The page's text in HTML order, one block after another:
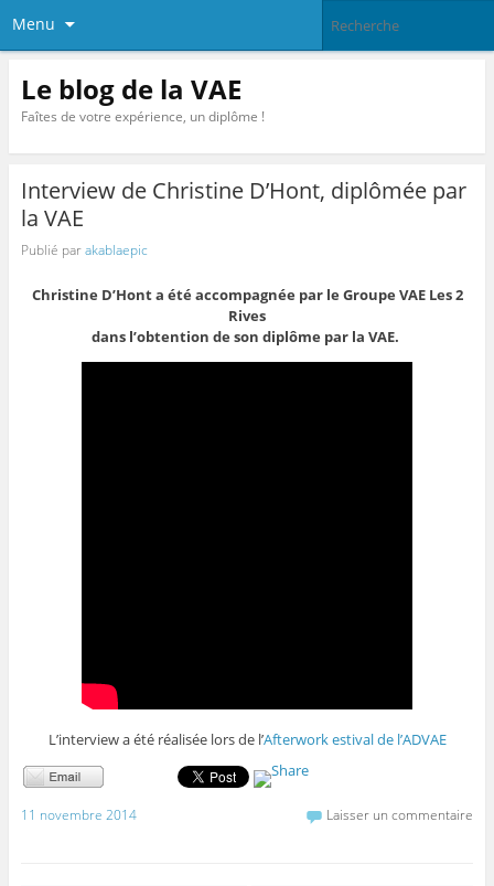
Menu
Le blog de la VAE
Faîtes de votre expérience, un diplôme !
Interview de Christine D’Hont, diplômée par
la VAE
Publié parakablaepic
Christine D’Hont a été accompagnée par le Groupe VAE Les 2
Rives
dans l’obtention de son diplôme par la VAE.
L’interview a été réalisée lors de l’Afterwork estival de l’ADVAE
11 novembre 2014 Laisser un commentaire